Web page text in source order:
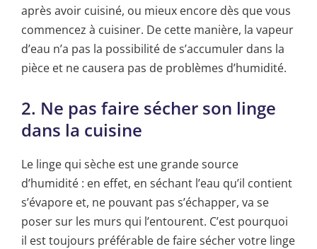
après avoir cuisiné, ou mieux encore dès que vous
commencez à cuisiner. De cette manière, la vapeur
d’eau n’a pas la possibilité de s’accumuler dans la
pièce et ne causera pas de problèmes d’humidité.
2. Ne pas faire sécher son linge
dans la cuisine
Le linge qui sèche est une grande source
d’humidité : en effet, en séchant l’eau qu’il contient
s’évapore et, ne pouvant pas s’échapper, va se
poser sur les murs qui l’entourent. C’est pourquoi
il est toujours préférable de faire sécher votre linge